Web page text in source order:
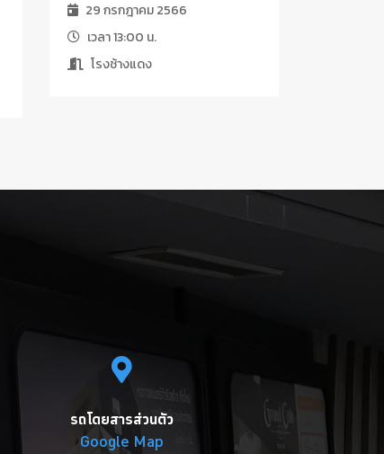
29 กรกฎาคม 2566
เวลา 13:00 น.
โรงช้างแดง
รถโดยสารส่วนตัว
Google Map